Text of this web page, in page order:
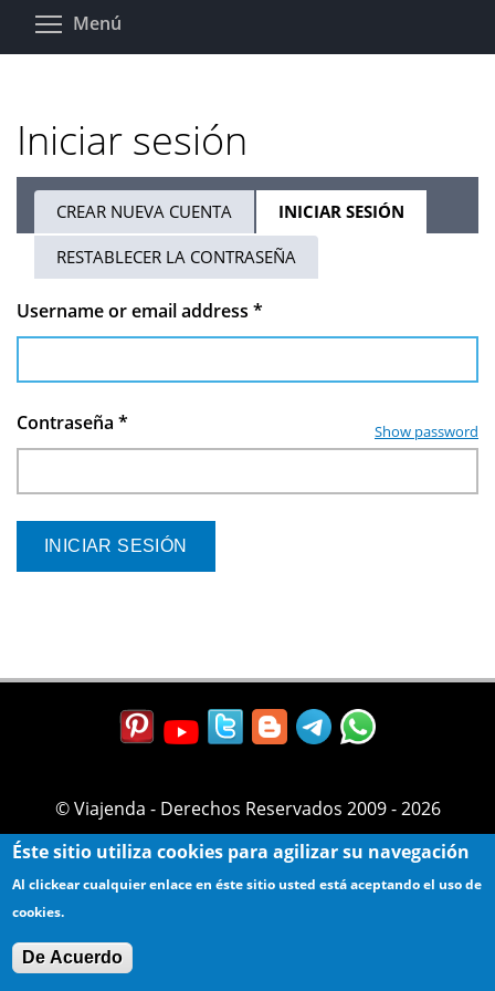
Pasar
Menú
Iniciar sesión
Solapas
principales
CREAR NUEVA CUENTA INICIAR SESIÓN
ACTIVA)
RESTABLECER LA CONTRASEÑA
Username or email address *
Contraseña * Show password
© Viajenda - Derechos Reservados 2009 - 2026
Éste sitio utiliza cookies para agilizar su navegación
Al clickear cualquier enlace en éste sitio usted está aceptando el uso de
cookies.
De Acuerdo